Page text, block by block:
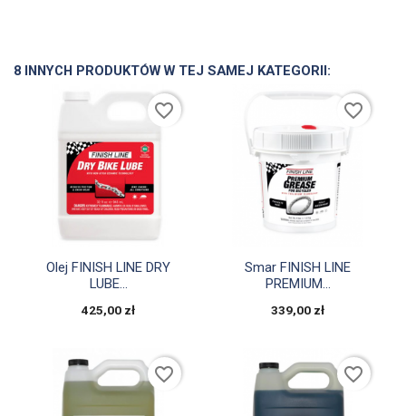
8 INNYCH PRODUKTÓW W TEJ SAMEJ KATEGORII:
Szybki podgląd
Olej FINISH LINE DRY
LUBE...
425,00 zł
favorite_border
Szybki podgląd
Smar FINISH LINE
PREMIUM...
339,00 zł
favorite_border
favorite_border favorite_border